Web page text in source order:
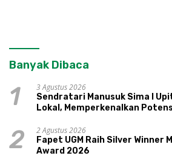
Banyak Dibaca
1
3 Agustus 2026
Sendratari Manusuk Sima I
Lokal, Memperkenalkan
2
2 Agustus 2026
Fapet UGM Raih Silver Winner
Award 2026